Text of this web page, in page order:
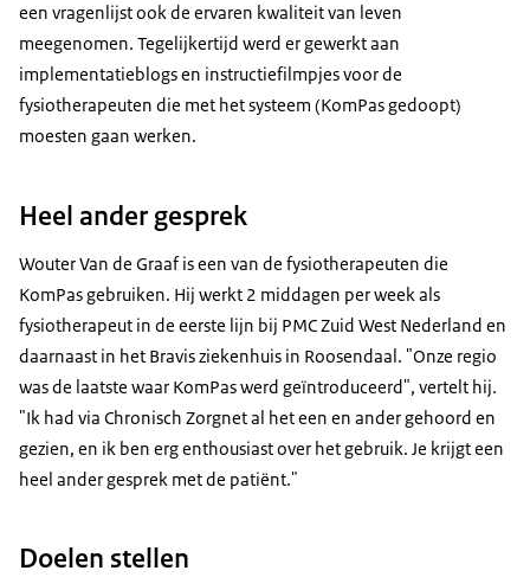
een vragenlijst ook de ervaren kwaliteit van leven
meegenomen. Tegelijkertijd werd er gewerkt aan
implementatieblogs en instructiefilmpjes voor de
fysiotherapeuten die met het systeem (KomPas gedoopt)
moesten gaan werken.
Heel ander gesprek
Wouter Van de Graaf is een van de fysiotherapeuten die
KomPas gebruiken. Hij werkt 2 middagen per week als
fysiotherapeut in de eerste lijn bij PMC Zuid West Nederland en
daarnaast in het Bravis ziekenhuis in Roosendaal. "Onze regio
was de laatste waar KomPas werd geïntroduceerd", vertelt hij.
"Ik had via Chronisch Zorgnet al het een en ander gehoord en
gezien, en ik ben erg enthousiast over het gebruik. Je krijgt een
heel ander gesprek met de patiënt."
Doelen stellen